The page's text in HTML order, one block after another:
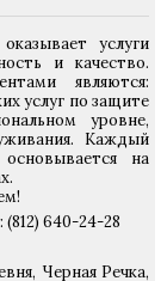
услуги
и качество.
являются:
услуг по защите
уровне,
Каждый
на
640-24-28
Черная Речка,